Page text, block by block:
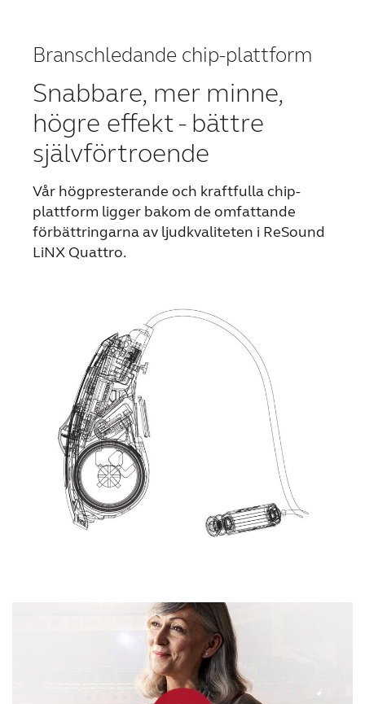
Branschledande chip-plattform
Snabbare, mer minne,
högre effekt - bättre
självförtroende
Vår högpresterande och kraftfulla chip-
plattform ligger bakom de omfattande
förbättringarna av ljudkvaliteten i ReSound
LiNX Quattro.